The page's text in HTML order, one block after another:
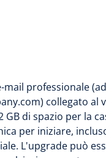
mail professionale
collegato al
GB di spazio per la
per iniziare,
L'upgrade può